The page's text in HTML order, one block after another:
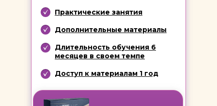
Практические занятия
Дополнительные материалы
Длительность обучения 6
месяцев в своем темпе
Доступ к материалам 1 год